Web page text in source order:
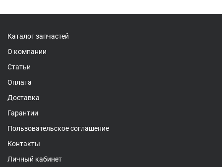
Каталог запчастей
О компании
Статьи
Оплата
Доставка
Гарантии
Пользовательское соглашение
Контакты
Личный кабинет